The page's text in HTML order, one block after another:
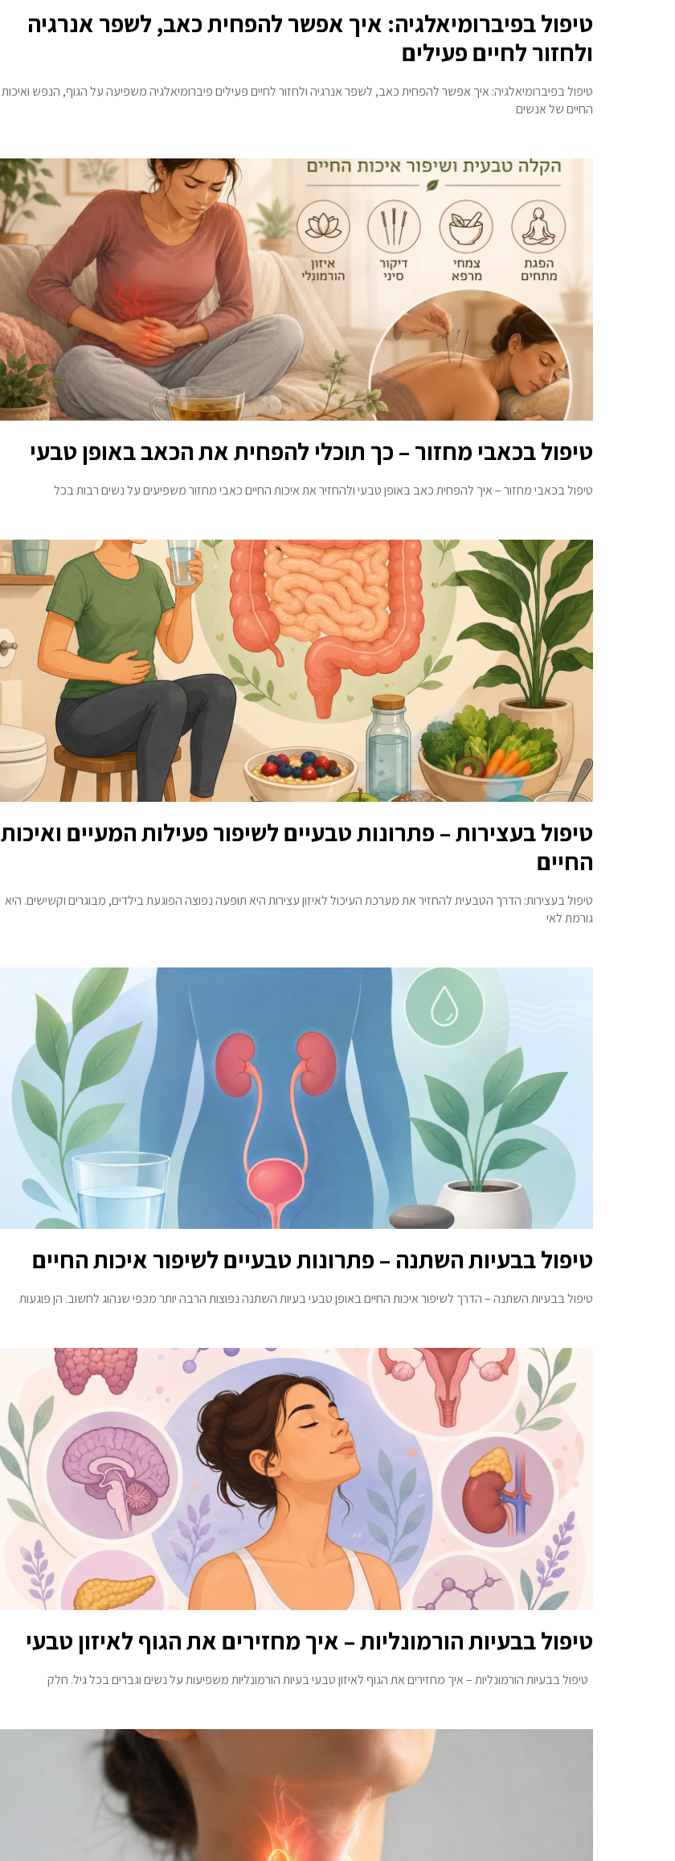
טיפול בפיברומיאלגיה: איך אפשר להפחית כאב, לשפר אנרגיה
ולחזור לחיים פעילים
טיפול בפיברומיאלגיה: איך אפשר להפחית כאב, לשפר אנרגיה ולחזור לחיים פעילים פיברומיאלגיה משפיעה על הגוף, הנפש ואיכות
החיים של אנשים
טיפול בכאבי מחזור – כך תוכלי להפחית את הכאב באופן טבעי
טיפול בכאבי מחזור – איך להפחית כאב באופן טבעי ולהחזיר את איכות החיים כאבי מחזור משפיעים על נשים רבות בכל
טיפול בעצירות – פתרונות טבעיים לשיפור פעילות המעיים ואיכות
החיים
טיפול בעצירות: הדרך הטבעית להחזיר את מערכת העיכול לאיזון עצירות היא תופעה נפוצה הפוגעת בילדים, מבוגרים וקשישים. היא
גורמת לאי
טיפול בבעיות השתנה – פתרונות טבעיים לשיפור איכות החיים
טיפול בבעיות השתנה – הדרך לשיפור איכות החיים באופן טבעי בעיות השתנה נפוצות הרבה יותר מכפי שנהוג לחשוב. הן פוגעות
טיפול בבעיות הורמונליות – איך מחזירים את הגוף לאיזון טבעי
טיפול בבעיות הורמונליות – איך מחזירים את הגוף לאיזון טבעי בעיות הורמונליות משפיעות על נשים וגברים בכל גיל. חלק